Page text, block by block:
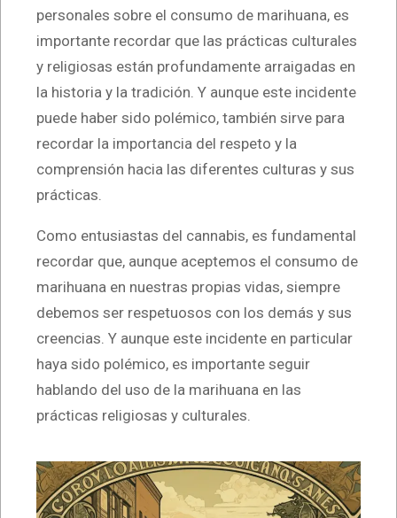
personales sobre el consumo de marihuana, es
importante recordar que las prácticas culturales
y religiosas están profundamente arraigadas en
la historia y la tradición. Y aunque este incidente
puede haber sido polémico, también sirve para
recordar la importancia del respeto y la
comprensión hacia las diferentes culturas y sus
prácticas.
Como entusiastas del cannabis, es fundamental
recordar que, aunque aceptemos el consumo de
marihuana en nuestras propias vidas, siempre
debemos ser respetuosos con los demás y sus
creencias. Y aunque este incidente en particular
haya sido polémico, es importante seguir
hablando del uso de la marihuana en las
prácticas religiosas y culturales.